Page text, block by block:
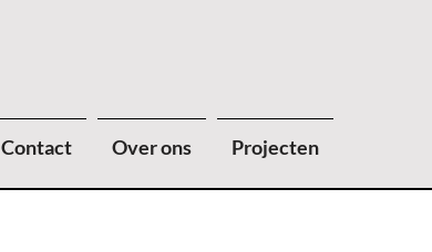
Contact Over ons Projecten